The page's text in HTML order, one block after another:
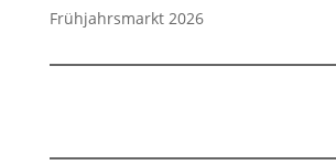
Frühjahrsmarkt 2026